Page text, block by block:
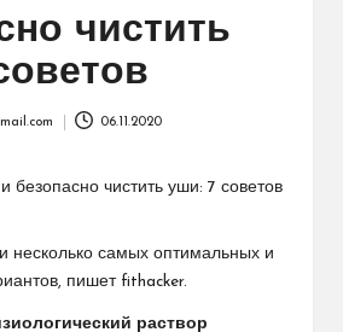
чистить
06.11.2020
несколько самых оптимальных и
пишет fithacker.
раствор